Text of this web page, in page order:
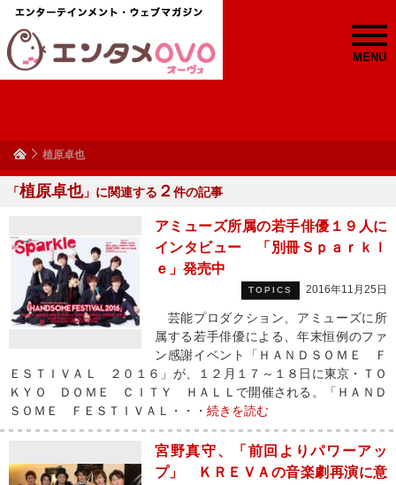
MENU
植原卓也
「植原卓也」に関連する ２件の記事
アミューズ所属の若手俳優１９人に
インタビュー 「別冊Ｓｐａｒｋｌ
ｅ」発売中
TOPICS 2016年11月25日
芸能プロダクション、アミューズに所
属する若手俳優による、年末恒例のファ
ン感謝イベント「ＨＡＮＤＳＯＭＥ Ｆ
ＥＳＴＩＶＡＬ ２０１６」が、１２月１７～１８日に東京・ＴＯ
ＫＹＯ ＤＯＭＥ ＣＩＴＹ ＨＡＬＬで開催される。「ＨＡＮＤ
ＳＯＭＥ ＦＥＳＴＩＶＡＬ・・・ 続きを読む
宮野真守、「前回よりパワーアッ
プ」 ＫＲＥＶＡの音楽劇再演に意